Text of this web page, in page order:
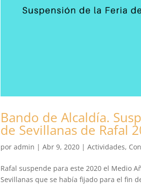
Bando de Alcaldía.
de Sevillanas de Rafal
poradmin |Abr 9, 2020 |Actividades,
Rafal suspende para este 2020 el Medio
Sevillanas que se había fijado para el fin